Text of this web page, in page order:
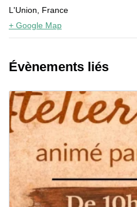
L'Union
France
+ Google Map
Évènements liés